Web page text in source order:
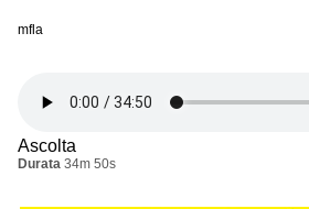
mfla
Ascolta
Durata 34m 50s